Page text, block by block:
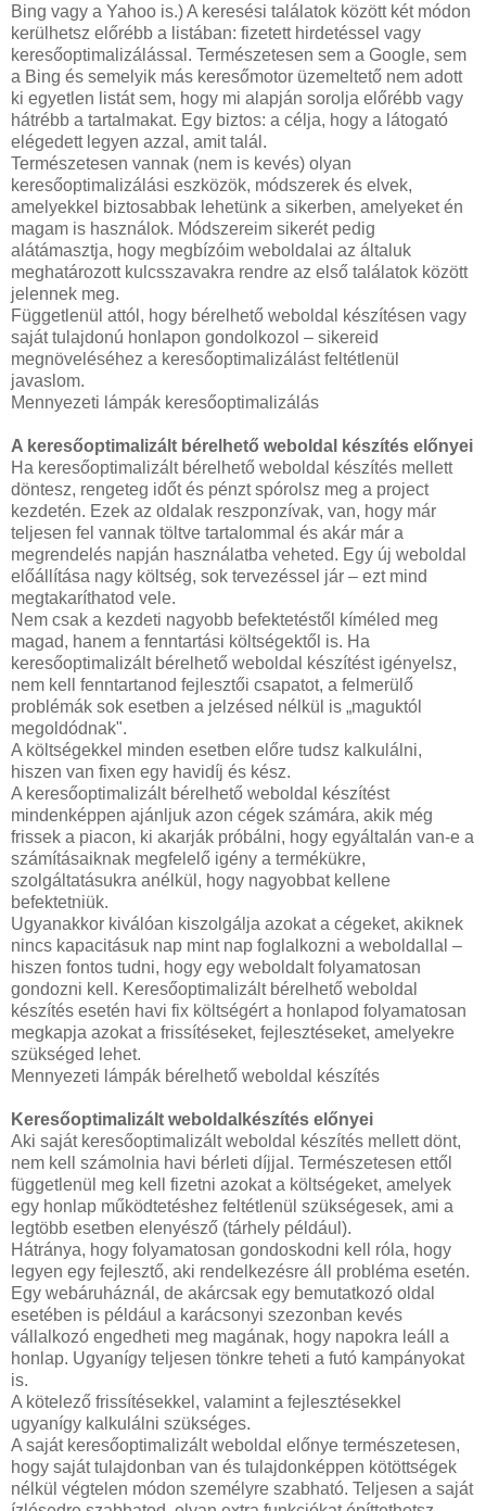
Bing vagy a Yahoo is.) A keresési találatok között két módon
kerülhetsz előrébb a listában: fizetett hirdetéssel vagy
keresőoptimalizálással. Természetesen sem a Google, sem
a Bing és semelyik más keresőmotor üzemeltető nem adott
ki egyetlen listát sem, hogy mi alapján sorolja előrébb vagy
hátrébb a tartalmakat. Egy biztos: a célja, hogy a látogató
elégedett legyen azzal, amit talál.
Természetesen vannak (nem is kevés) olyan
keresőoptimalizálási eszközök, módszerek és elvek,
amelyekkel biztosabbak lehetünk a sikerben, amelyeket én
magam is használok. Módszereim sikerét pedig
alátámasztja, hogy megbízóim weboldalai az általuk
meghatározott kulcsszavakra rendre az első találatok között
jelennek meg.
Függetlenül attól, hogy bérelhető weboldal készítésen vagy
saját tulajdonú honlapon gondolkozol – sikereid
megnöveléséhez a keresőoptimalizálást feltétlenül
javaslom.
Mennyezeti lámpák keresőoptimalizálás
A keresőoptimalizált bérelhető weboldal készítés előnyei
Ha keresőoptimalizált bérelhető weboldal készítés mellett
döntesz, rengeteg időt és pénzt spórolsz meg a project
kezdetén. Ezek az oldalak reszponzívak, van, hogy már
teljesen fel vannak töltve tartalommal és akár már a
megrendelés napján használatba veheted. Egy új weboldal
előállítása nagy költség, sok tervezéssel jár – ezt mind
megtakaríthatod vele.
Nem csak a kezdeti nagyobb befektetéstől kíméled meg
magad, hanem a fenntartási költségektől is. Ha
keresőoptimalizált bérelhető weboldal készítést igényelsz,
nem kell fenntartanod fejlesztői csapatot, a felmerülő
problémák sok esetben a jelzésed nélkül is „maguktól
megoldódnak".
A költségekkel minden esetben előre tudsz kalkulálni,
hiszen van fixen egy havidíj és kész.
A keresőoptimalizált bérelhető weboldal készítést
mindenképpen ajánljuk azon cégek számára, akik még
frissek a piacon, ki akarják próbálni, hogy egyáltalán van-e a
számításaiknak megfelelő igény a termékükre,
szolgáltatásukra anélkül, hogy nagyobbat kellene
befektetniük.
Ugyanakkor kiválóan kiszolgálja azokat a cégeket, akiknek
nincs kapacitásuk nap mint nap foglalkozni a weboldallal –
hiszen fontos tudni, hogy egy weboldalt folyamatosan
gondozni kell. Keresőoptimalizált bérelhető weboldal
készítés esetén havi fix költségért a honlapod folyamatosan
megkapja azokat a frissítéseket, fejlesztéseket, amelyekre
szükséged lehet.
Mennyezeti lámpák bérelhető weboldal készítés
Keresőoptimalizált weboldalkészítés előnyei
Aki saját keresőoptimalizált weboldal készítés mellett dönt,
nem kell számolnia havi bérleti díjjal. Természetesen ettől
függetlenül meg kell fizetni azokat a költségeket, amelyek
egy honlap működtetéshez feltétlenül szükségesek, ami a
legtöbb esetben elenyésző (tárhely például).
Hátránya, hogy folyamatosan gondoskodni kell róla, hogy
legyen egy fejlesztő, aki rendelkezésre áll probléma esetén.
Egy webáruháznál, de akárcsak egy bemutatkozó oldal
esetében is például a karácsonyi szezonban kevés
vállalkozó engedheti meg magának, hogy napokra leáll a
honlap. Ugyanígy teljesen tönkre teheti a futó kampányokat
is.
A kötelező frissítésekkel, valamint a fejlesztésekkel
ugyanígy kalkulálni szükséges.
A saját keresőoptimalizált weboldal előnye természetesen,
hogy saját tulajdonban van és tulajdonképpen kötöttségek
nélkül végtelen módon személyre szabható. Teljesen a saját